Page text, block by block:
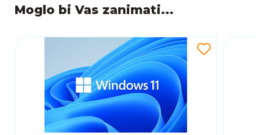
sigurnost, upravljanje i produktivnost,
osiguravajući profesionalcima i tvrtkama
Moglo bi Vas zanimati...